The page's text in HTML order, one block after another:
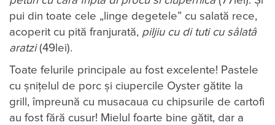
pui din toate cele „linge degetele” cu salată rece,
acoperit cu pită franjurată, piljiu cu di tuti cu sâlatâ
aratzi(49lei).
Toate felurile principale au fost excelente! Pastele
cu șnițelul de porc și ciupercile Oyster gătite la
grill, împreună cu musacaua cu chipsurile de cartofi
au fost fără cusur! Mielul foarte bine gătit, dar a